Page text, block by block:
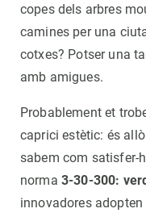
copes dels arbres
camines per una
cotxes? Potser una
amb amigues.
Probablement et
caprici estètic: és
sabem com satisfer-
norma 3-30-300:
innovadores